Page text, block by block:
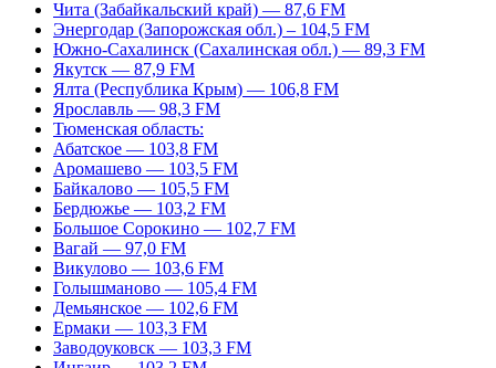
Чита (Забайкальский край) — 87,6 FM
Энергодар (Запорожская обл.) – 104,5 FM
Южно-Сахалинск (Сахалинская обл.) — 89,3 FM
Якутск — 87,9 FM
Ялта (Республика Крым) — 106,8 FM
Ярославль — 98,3 FM
Тюменская область:
Абатское — 103,8 FM
Аромашево — 103,5 FM
Байкалово — 105,5 FM
Бердюжье — 103,2 FM
Большое Сорокино — 102,7 FM
Вагай — 97,0 FM
Викулово — 103,6 FM
Голышманово — 105,4 FM
Демьянское — 102,6 FM
Ермаки — 103,3 FM
Заводоуковск — 103,3 FM